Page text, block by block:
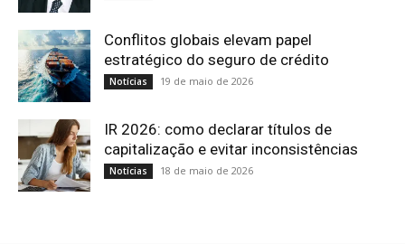
Conflitos globais elevam papel
estratégico do seguro de crédito
Notícias 19 de maio de 2026
IR 2026: como declarar títulos de
capitalização e evitar inconsistências
Notícias 18 de maio de 2026